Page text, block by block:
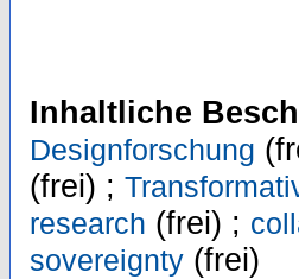
Inhaltliche
Designforschung
(frei) ;
research (frei) ;
sovereignty (frei)